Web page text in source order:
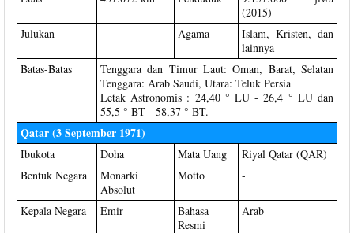
(2015)
Julukan
- Agama
Islam, Kristen, dan
lainnya
Batas-Batas
Tenggara dan Timur Laut: Oman, Barat, Selatan
Tenggara: Arab Saudi, Utara: Teluk Persia
Letak Astronomis : 24,40 ° LU - 26,4 ° LU dan
55,5 ° BT - 58,37 ° BT.
Qatar (3 September 1971)
Ibukota Doha Mata Uang
Riyal Qatar (QAR)
Bentuk Negara
Monarki
Absolut
Motto -
Kepala Negara Emir
Bahasa
Resmi
Arab